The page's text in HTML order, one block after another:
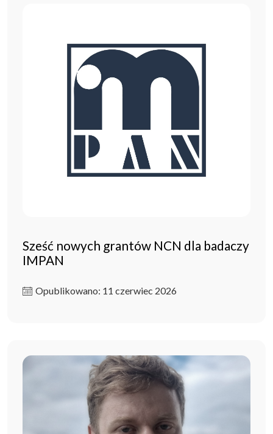
Sześć nowych grantów NCN dla badaczy
IMPAN
Opublikowano: 11 czerwiec 2026